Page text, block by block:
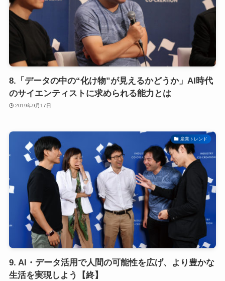
8.「データの中の“化け物”が見えるかどうか」AI時代
のサイエンティストに求められる能力とは
2019年9月17日
産業トレンド
9. AI・データ活用で人間の可能性を広げ、より豊かな
生活を実現しよう【終】